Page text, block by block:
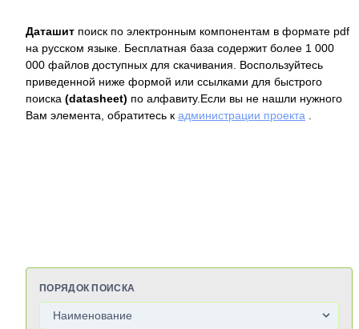
Даташит поиск по электронным компонентам в формате pdf
на русском языке. Бесплатная база содержит более 1 000
000 файлов доступных для скачивания. Воспользуйтесь
приведенной ниже формой или ссылками для быстрого
поиска (datasheet) по алфавиту.Если вы не нашли нужного
Вам элемента, обратитесь к администрации проекта
ПОРЯДОК ПОИСКА